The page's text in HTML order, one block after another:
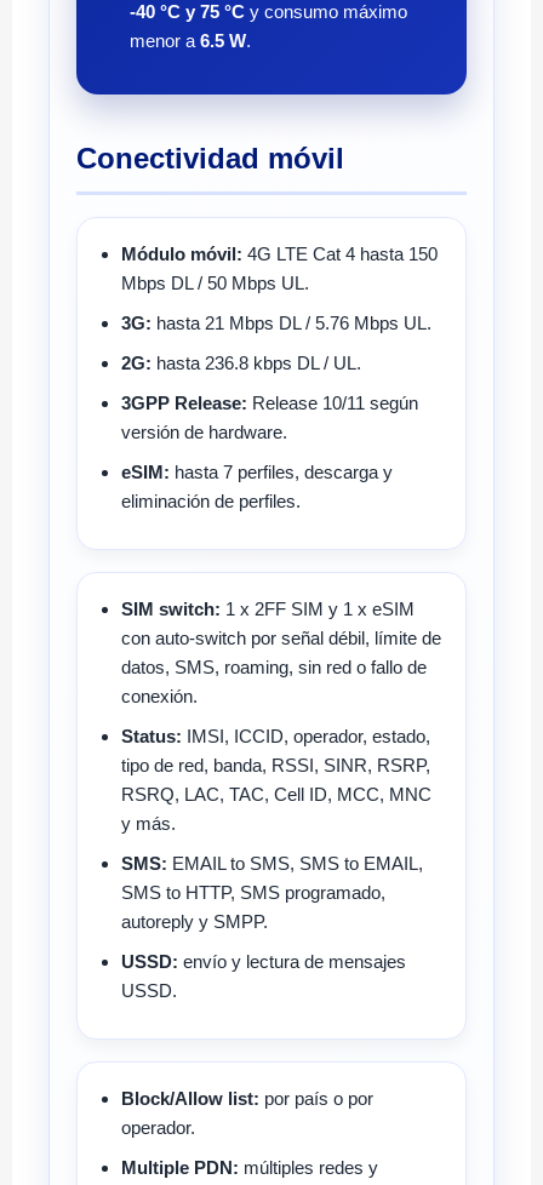
-40 °C y 75 °C y consumo máximo
menor a 6.5 W.
Conectividad móvil
Módulo móvil: 4G LTE Cat 4 hasta 150
Mbps DL / 50 Mbps UL.
3G: hasta 21 Mbps DL / 5.76 Mbps UL.
2G: hasta 236.8 kbps DL / UL.
3GPP Release: Release 10/11 según
versión de hardware.
eSIM: hasta 7 perfiles, descarga y
eliminación de perfiles.
SIM switch: 1 x 2FF SIM y 1 x eSIM
con auto-switch por señal débil, límite de
datos, SMS, roaming, sin red o fallo de
conexión.
Status: IMSI, ICCID, operador, estado,
tipo de red, banda, RSSI, SINR, RSRP,
RSRQ, LAC, TAC, Cell ID, MCC, MNC
y más.
SMS: EMAIL to SMS, SMS to EMAIL,
SMS to HTTP, SMS programado,
autoreply y SMPP.
USSD: envío y lectura de mensajes
USSD.
Block/Allow list: por país o por
operador.
Multiple PDN: múltiples redes y